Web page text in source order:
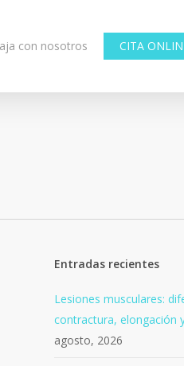
con nosotros CITA
Entradas recientes
Lesiones musculares:
contractura, elongación
agosto, 2026